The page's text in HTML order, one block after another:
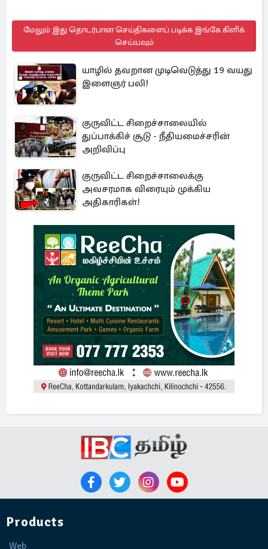
மேலும் இது தொடர்பான செய்திகளைப் படிக்க இங்கே கிளிக்
செய்யவும்
யாழில் தவறான முடிவெடுத்து 19 வயது
இளைஞர் பலி!
குருவிட்ட சிறைச்சாலையில்
துப்பாக்கிச் சூடு - நீதியமைச்சரின்
அறிவிப்பு
குருவிட்ட சிறைச்சாலைக்கு
அவசரமாக விரையும் முக்கிய
அதிகாரிகள்!
Products
Web